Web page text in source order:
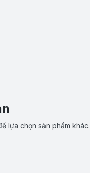
lựa chọn sản phẩm khác.